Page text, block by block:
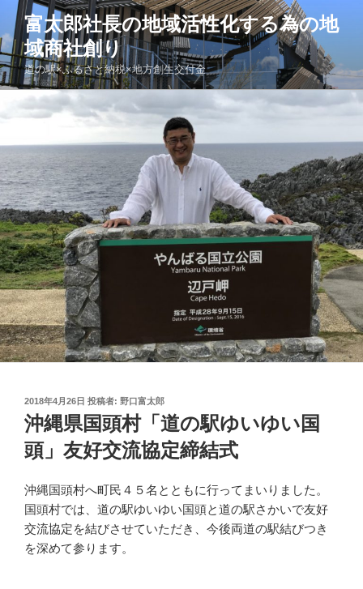
テ
ン
ツ
キ
ッ
プ
富太郎社長の地域活性化する為の地
域商社創り
道の駅×ふるさと納税×地方創生交付金
投
稿
日:
2018年4月26日 投稿者: 野口富太郎
沖縄県国頭村「道の駅ゆいゆい国
頭」友好交流協定締結式
沖縄国頭村へ町民４５名とともに行ってまいりました。
国頭村では、道の駅ゆいゆい国頭と道の駅さかいで友好
交流協定を結びさせていただき、今後両道の駅結びつき
を深めて参ります。